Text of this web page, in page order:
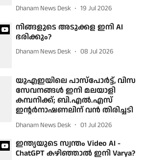
Dhanam News Desk 19 Jul 2026
നിങ്ങളുടെ അടുക്കള ഇനി AI
ഭരിക്കും?
Dhanam News Desk 08 Jul 2026
യുഎഇയിലെ പാസ്പോര്‍ട്ട്, വിസ
സേവനങ്ങള്‍ ഇനി മലയാളി
കമ്പനിക്ക്; ബി.എല്‍.എസ്
ഇന്റര്‍നാഷണലിന് വന്‍ തിരിച്ചടി
Dhanam News Desk 01 Jul 2026
ഇന്ത്യയുടെ സ്വന്തം Video AI -
ChatGPT കഴിഞ്ഞാൽ ഇനി Varya?